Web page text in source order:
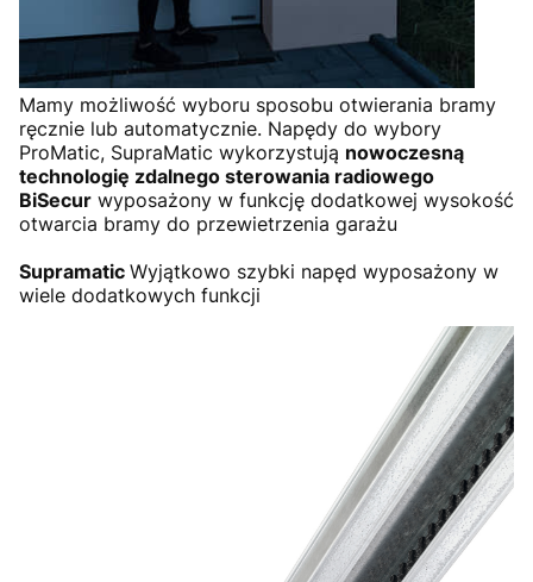
Mamy możliwość wyboru sposobu otwierania bramy
ręcznie lub automatycznie. Napędy do wybory
ProMatic, SupraMatic wykorzystują nowoczesną
technologię zdalnego sterowania radiowego
BiSecur wyposażony w funkcję dodatkowej wysokość
otwarcia bramy do przewietrzenia garażu
Supramatic Wyjątkowo szybki napęd wyposażony w
wiele dodatkowych funkcji